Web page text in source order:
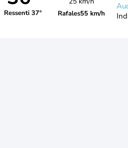
Ressenti 37° Rafales55 km/h